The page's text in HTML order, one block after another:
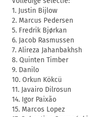
1. Justin Bijlow
2. Marcus Pedersen
5. Fredrik Bjørkan
6. Jacob Rasmussen
7. Alireza Jahanbakhsh
8. Quinten Timber
9. Danilo
10. Orkun Kökcü
11. Javairo Dilrosun
14. Igor Paixão
15. Marcos Lopez